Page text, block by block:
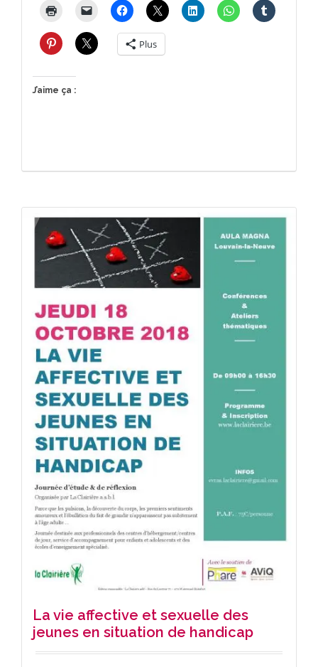
Plus
J’aime ça :
La vie affective et sexuelle des
jeunes en situation de handicap